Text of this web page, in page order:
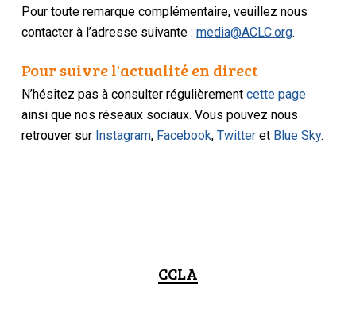
Pour toute remarque complémentaire, veuillez nous
contacter à l’adresse suivante :media@ACLC.org.
Pour suivre l'actualité en direct
N’hésitez pas à consulter régulièrementcette page
ainsi que nos réseaux sociaux. Vous pouvez nous
retrouver sur Instagram, Facebook,Twitter et Blue Sky.
CCLA